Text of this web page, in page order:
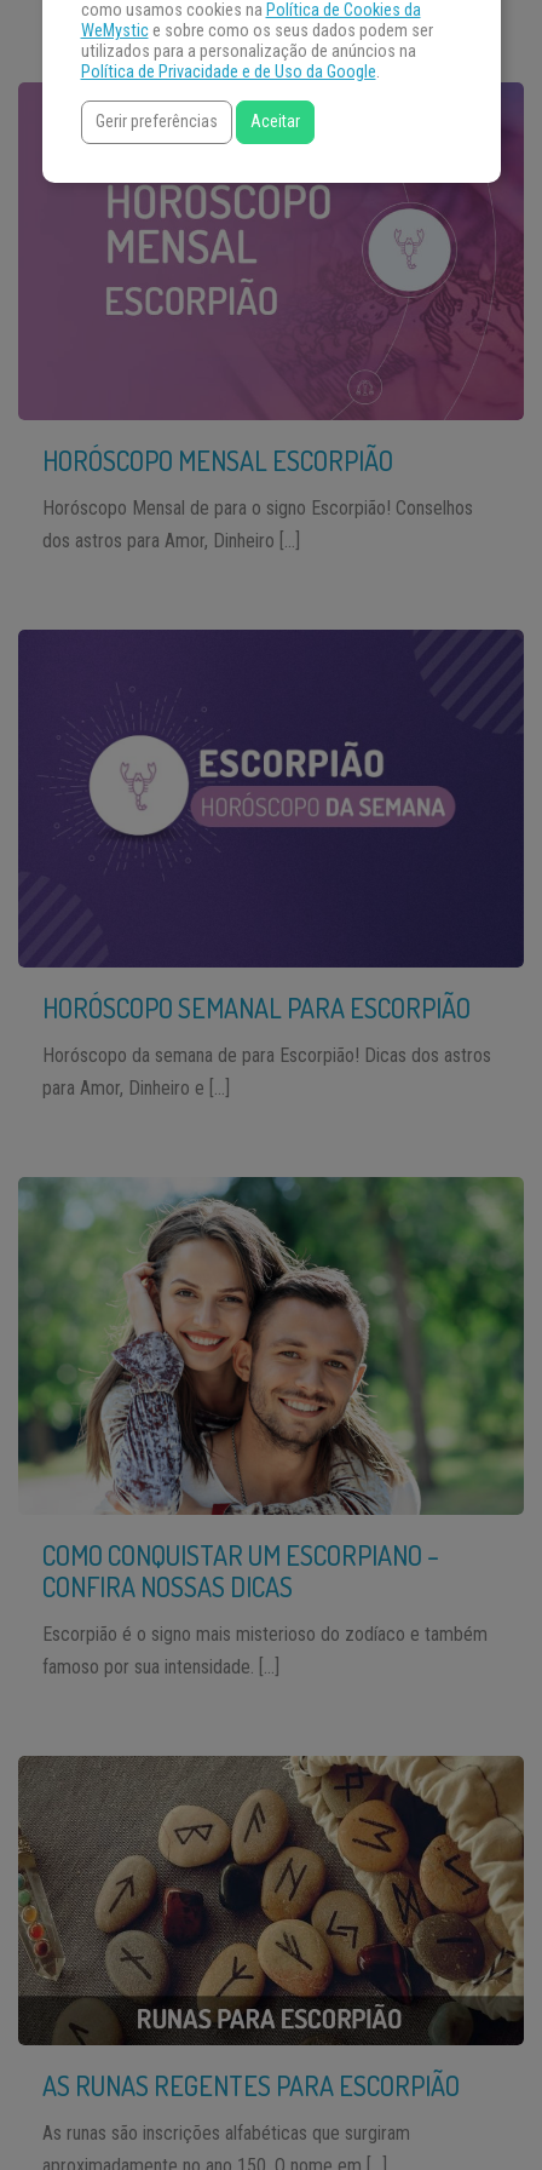
HORÓSCOPO MENSAL ESCORPIÃO
Horóscopo Mensal de para o signo Escorpião! Conselhos
dos astros para Amor, Dinheiro […]
HORÓSCOPO SEMANAL PARA ESCORPIÃO
Horóscopo da semana de para Escorpião! Dicas dos astros
para Amor, Dinheiro e […]
COMO CONQUISTAR UM ESCORPIANO –
CONFIRA NOSSAS DICAS
Escorpião é o signo mais misterioso do zodíaco e também
famoso por sua intensidade. […]
AS RUNAS REGENTES PARA ESCORPIÃO
As runas são inscrições alfabéticas que surgiram
como usamos cookies na Política de Cookies da
WeMystice sobre como os seus dados podem ser
utilizados para a personalização de anúncios na
Política de Privacidade e de Uso da Google.
Gerir preferências Aceitar